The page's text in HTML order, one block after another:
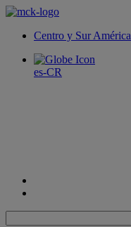
Centro y Sur América
es-CR